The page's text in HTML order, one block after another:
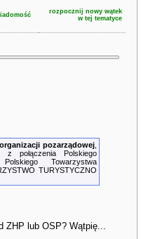
rozpocznij nowy wątek
w tej tematyce
pozarządowej,
połączenia Polskiego
Towarzystwa
TURYSTYCZNO
ZHP lub OSP? Wątpię...